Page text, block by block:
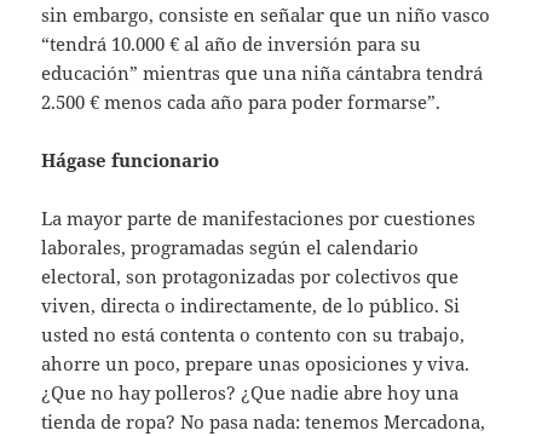
sin embargo, consiste en señalar que un niño vasco
“tendrá 10.000 € al año de inversión para su
educación” mientras que una niña cántabra tendrá
2.500 € menos cada año para poder formarse”.
Hágase funcionario
La mayor parte de manifestaciones por cuestiones
laborales, programadas según el calendario
electoral, son protagonizadas por colectivos que
viven, directa o indirectamente, de lo público. Si
usted no está contenta o contento con su trabajo,
ahorre un poco, prepare unas oposiciones y viva.
¿Que no hay polleros? ¿Que nadie abre hoy una
tienda de ropa? No pasa nada: tenemos Mercadona,